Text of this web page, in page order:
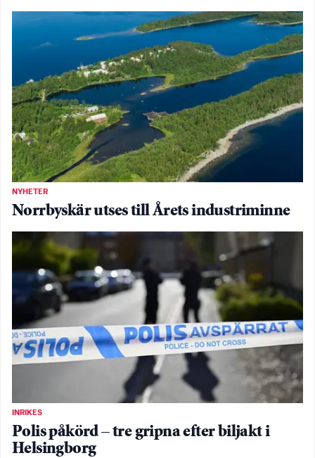
NYHETER
Norrbyskär utses till Årets industriminne
INRIKES
Polis påkörd – tre gripna efter biljakt i
Helsingborg